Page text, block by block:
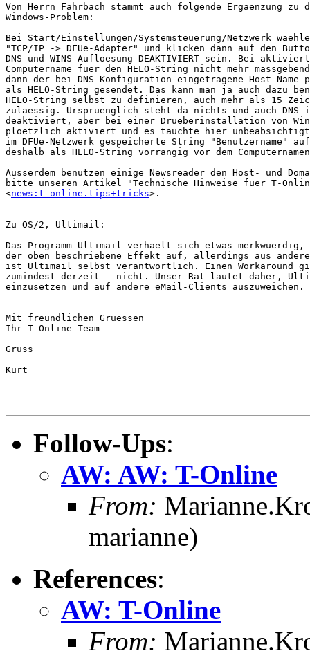
Von Herrn Fahrbach stammt auch folgende Ergaenzung zu
Windows-Problem:
Bei Start/Einstellungen/Systemsteuerung/Netzwerk
"TCP/IP -> DFUe-Adapter" und klicken dann auf den
DNS und WINS-Aufloesung DEAKTIVIERT sein. Bei
Computername fuer den HELO-String nicht mehr
dann der bei DNS-Konfiguration eingetragene Host-Name
als HELO-String gesendet. Das kann man ja auch dazu
HELO-String selbst zu definieren, auch mehr als 15
zulaessig. Urspruenglich steht da nichts und auch DNS
deaktiviert, aber bei einer Drueberinstallation von
ploetzlich aktiviert und es tauchte hier unbeabsichtigt
im DFUe-Netzwerk gespeicherte String "Benutzername"
deshalb als HELO-String vorrangig vor dem
Ausserdem benutzen einige Newsreader den Host- und
bitte unseren Artikel "Technische Hinweise fuer T-
<news:t-online.tips+tricks>.
Zu OS/2, Ultimail:
Das Programm Ultimail verhaelt sich etwas
der oben beschriebene Effekt auf, allerdings aus
ist Ultimail selbst verantwortlich. Einen Workaround
zumindest derzeit - nicht. Unser Rat lautet daher,
einzusetzen und auf andere eMail-Clients auszuweichen.
Mit freundlichen Gruessen
Ihr T-Online-Team
Gruss
Kurt
Follow-Ups:
AW: AW: T-Online
From:
marianne)
References:
AW: T-Online
From: